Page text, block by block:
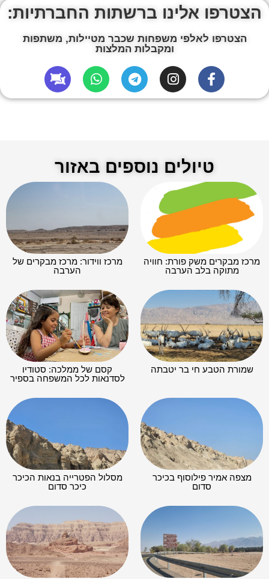
הצטרפו אלינו ברשתות החברתיות:
הצטרפו לאלפי משפחות שכבר מטיילות, משתפות
ומקבלות המלצות
טיולים נוספים באזור
מרכז מבקרים משק פורת: חוויה
מתוקה בלב הערבה
מרכז ווידור: מרכז מבקרים של
הערבה
שמורת הטבע חי בר יטבתה
קסם של ממלכה: סטודיו
לסדנאות לכל המשפחה בספיר
מצפה אמיר פילוסוף בכיכר
סדום
מסלול הפטרייה בנאות הכיכר
כיכר סדום